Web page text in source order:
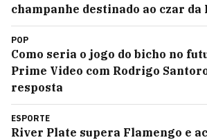
champanhe destinado ao czar da
POP
Como seria o jogo do bicho no
Prime Video com Rodrigo
resposta
ESPORTE
River Plate supera Flamengo e